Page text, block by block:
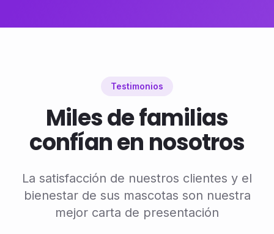
Testimonios
Miles de familias
confían en nosotros
La satisfacción de nuestros clientes y el
bienestar de sus mascotas son nuestra
mejor carta de presentación